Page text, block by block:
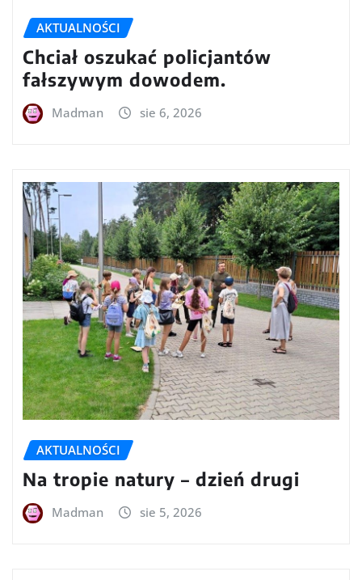
AKTUALNOŚCI
Chciał oszukać policjantów
fałszywym dowodem.
Madman sie 6, 2026
AKTUALNOŚCI
Na tropie natury – dzień drugi
Madman sie 5, 2026